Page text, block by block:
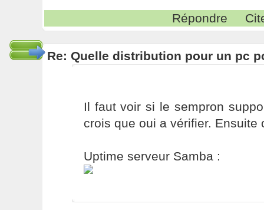
Répondre
Re: Quelle distribution pour un pc
Il faut voir si le sempron
crois que oui a vérifier. Ensuite
Uptime serveur Samba :